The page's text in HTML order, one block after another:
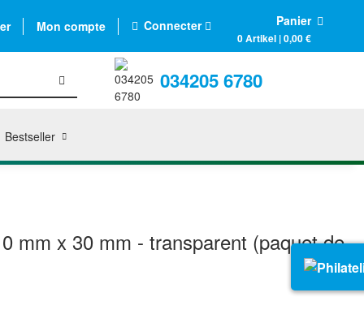
Mon compte Connecter Panier
0 Artikel | 0,00 €
034205 6780
Bestseller
mm x 30 mm - transparent (paquet de